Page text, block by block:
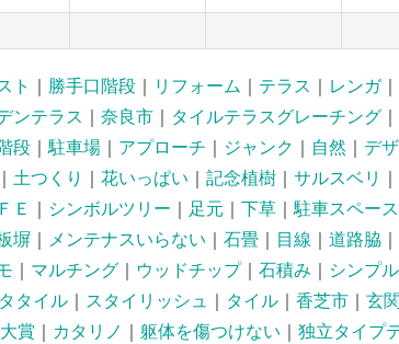
ト 勝手口階段｜ リフォーム テラス レンガ｜
ンテラス 奈良市｜ タイルテラスグレーチング｜
段｜ 駐車場｜ アプローチ ジャンク 自然 デ
土つくり 花いっぱい 記念植樹｜ サルスベリ
Ｅ シンボルツリー 足元 下草｜ 駐車スペース
塀｜ メンテナスいらない 石畳 目線 道路脇
マルチング｜ ウッドチップ｜ 石積み シンプル
タイル｜ スタイリッシュ タイル｜ 香芝市｜ 玄
賞 カタリノ 躯体を傷つけない 独立タイプ